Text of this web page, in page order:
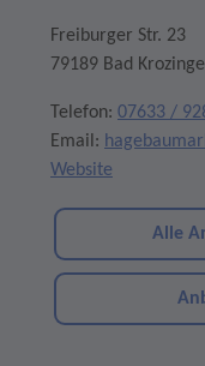
Freiburger Str. 23
79189 Bad
Telefon: 07633 /
Email:
Website
Alle